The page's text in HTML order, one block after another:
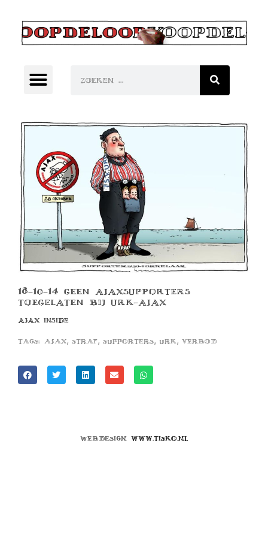
18-10-14 GEEN AJAXSUPPORTERS
TOEGELATEN BIJ URK-AJAX
AJAX INSIDE
Tags: ajax, straf, supporters, urk, verbod
Webdesign www.tisko.nl